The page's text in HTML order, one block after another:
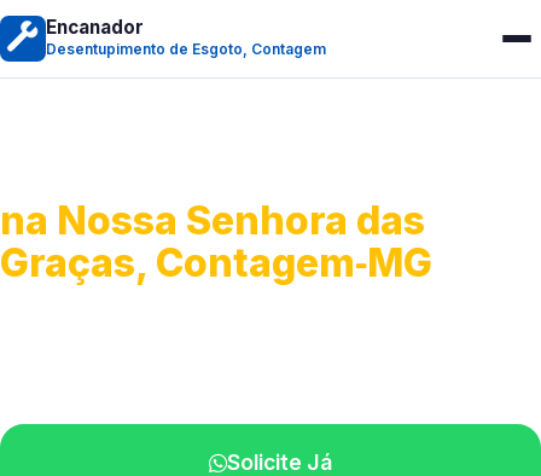
Encanador
Desentupimento de Esgoto, Contagem
na Nossa Senhora das
Graças, Contagem‑MG
Solicite Já